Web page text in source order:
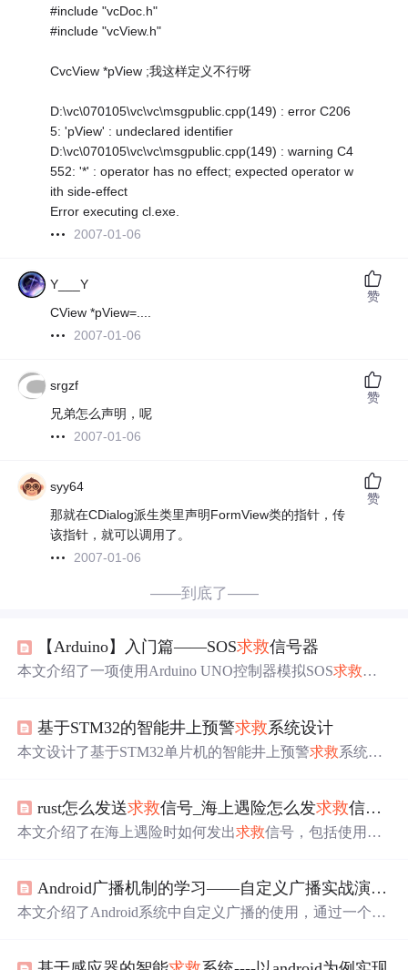
#include "vcDoc.h"
#include "vcView.h"
CvcView *pView ;我这样定义不行呀
D:\vc\070105\vc\vc\msgpublic.cpp(149) : error C206
5: 'pView' : undeclared identifier
D:\vc\070105\vc\vc\msgpublic.cpp(149) : warning C4
552: '*' : operator has no effect; expected operator w
ith side-effect
Error executing cl.exe.
2007-01-06
Y___Y
CView *pView=....
2007-01-06
赞
srgzf
兄弟怎么声明，呢
2007-01-06
赞
syy64
那就在CDialog派生类里声明FormView类的指针，传
该指针，就可以调用了。
2007-01-06
赞
——到底了——
【Arduino】入门篇——SOS求救信号器
本文介绍了一项使用Arduino UNO控制器模拟SOS求救信
料、电路连接方式、代码编写及实验效果。
基于STM32的智能井上预警求救系统设计
本文设计了基于STM32单片机的智能井上预警求救系统。
块，通过控制算法判断异常并触发求救。经调试优化，能
保障人员安全，未来可结合AI提升智能化。
rust怎么发送求救信号_海上遇险怎么发求救信号？
本文介绍了在海上遇险时如何发出求救信号，包括使用无
代的求救信号系统，通过卫星通信技术提供快速准确的救
援服务。此外，还提到了手机求救和利用周围物品发出求
Android广播机制的学习——自定义广播实战演练——发生
本文介绍了Android系统中自定义广播的使用，通过一个发